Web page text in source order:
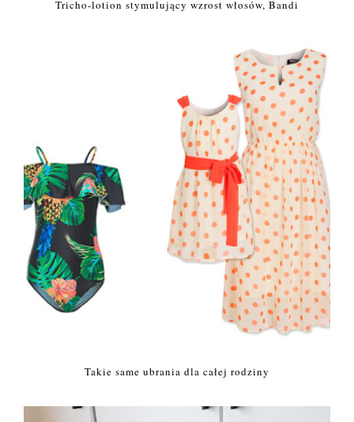
Tricho-lotion stymulujący wzrost włosów, Bandi
Takie same ubrania dla całej rodziny